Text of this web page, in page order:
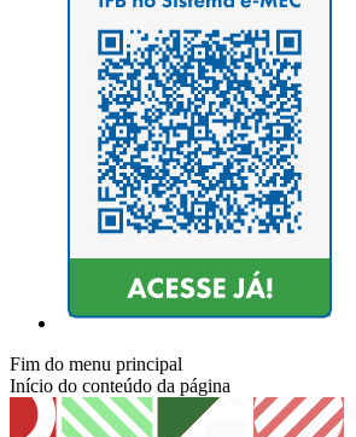
Fim do menu principal
Início do conteúdo da página